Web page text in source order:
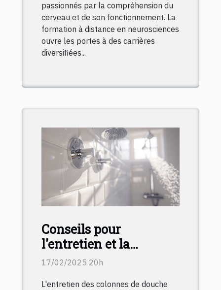
passionnés par la compréhension du
cerveau et de son fonctionnement. La
formation à distance en neurosciences
ouvre les portes à des carrières
diversifiées...
Conseils pour
l'entretien et la
maintenance des
17/02/2025 20h
L'entretien des colonnes de douche